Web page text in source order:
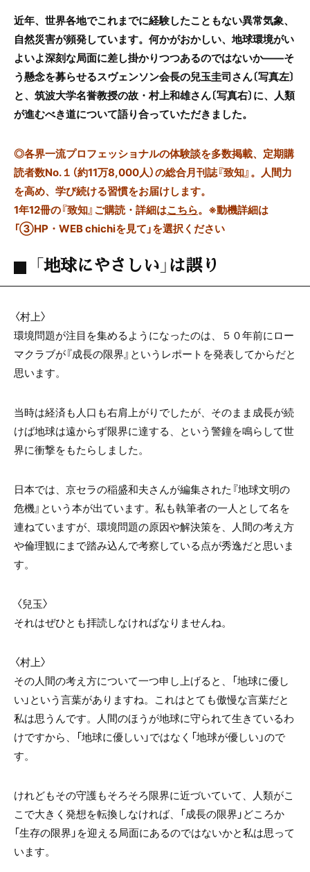
近年、世界各地でこれまでに経験したこともない異常気象、
自然災害が頻発しています。何かがおかしい、地球環境がい
よいよ深刻な局面に差し掛かりつつあるのではないか――そ
う懸念を募らせるスヴェンソン会長の兒玉圭司さん〔写真左〕
と、筑波大学名誉教授の故・村上和雄さん〔写真右〕に、人類
が進むべき道について語り合っていただきました。
◎各界一流プロフェッショナルの体験談を多数掲載、定期購
読者数No.１（約11万8,000人）の総合月刊誌『致知』。人間力
を高め、学び続ける習慣をお届けします。
1年12冊の『致知』ご購読・詳細はこちら。 ※動機詳細は
「③HP・WEB chichiを見て」を選択ください
「地球にやさしい」は誤り
〈村上〉
環境問題が注目を集めるようになったのは、５０年前にロー
マクラブが『成長の限界』というレポートを発表してからだと
思います。
当時は経済も人口も右肩上がりでしたが、そのまま成長が続
けば地球は遠からず限界に達する、という警鐘を鳴らして世
界に衝撃をもたらしました。
日本では、京セラの稲盛和夫さんが編集された『地球文明の
危機』という本が出ています。私も執筆者の一人として名を
連ねていますが、環境問題の原因や解決策を、人間の考え方
や倫理観にまで踏み込んで考察している点が秀逸だと思いま
す。
〈兒玉〉
それはぜひとも拝読しなければなりませんね。
〈村上〉
その人間の考え方について一つ申し上げると、「地球に優し
い」という言葉がありますね。これはとても傲慢な言葉だと
私は思うんです。人間のほうが地球に守られて生きているわ
けですから、「地球に優しい」ではなく「地球が優しい」ので
す。
けれどもその守護もそろそろ限界に近づいていて、人類がこ
こで大きく発想を転換しなければ、「成長の限界」どころか
「生存の限界」を迎える局面にあるのではないかと私は思って
います。